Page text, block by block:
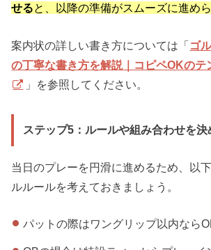
せると、以降の準備がスムーズに進めら
案内状の詳しい書き方については「ゴ
の丁寧な書き方を解説｜コピペOKのテ
」を参照してください。
ステップ5：ルールや組み合わせを決
当日のプレーを円滑に進めるため、以
ルルールを考えておきましょう。
パットの際はワングリップ以内なら